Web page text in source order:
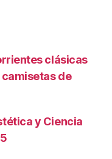
clásicas
de
y Ciencia